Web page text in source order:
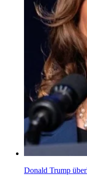
Donald Trump